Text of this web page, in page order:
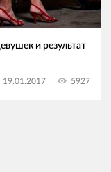
и результат
19.01.2017 5927